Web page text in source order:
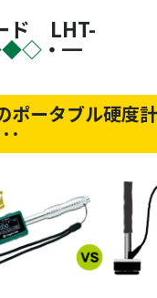
ド LHT-
・━
ポータブル硬度
･